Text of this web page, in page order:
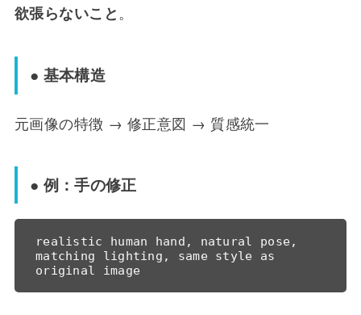
欲張らないこと。
● 基本構造
元画像の特徴 → 修正意図 → 質感統一
● 例：手の修正
realistic human hand, natural pose,
matching lighting, same style as